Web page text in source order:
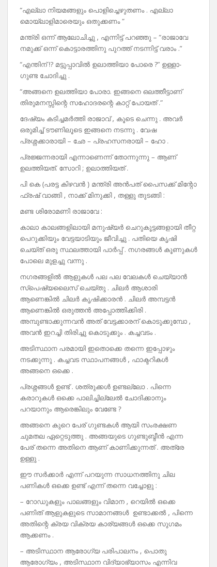
“എല്ലാ നിയമങ്ങളും പൊളിച്ചെഴുതണം . എല്ലാ
മൊയ്‌ലാളിമാരെയും ഒതുക്കണം ”
മന്ത്രി ഒന്ന് ആലോചിച്ചു , എന്നിട്ട് പറഞ്ഞു – “രാജാവേ
നമുക്ക് ഒന്ന് കൊട്ടാരത്തിനു പുറത്ത് നടന്നിട്ട് വരാം .”
“എന്തിന് !? മട്ടുപ്പാവിൽ ഉലാത്തിയാ പോരെ ?” ഉള്ളാ-
ഗുണ്ട ചോദിച്ചു .
“അങ്ങനെ ഉലത്തിയാ പോരാ. ഇങ്ങനെ ഒലത്തീട്ടാണ്
തിരുമനസ്സിന്റെ സഹോദരന്റെ കാറ്റ് പോയത് .”
ദേഷ്യം കടിച്ചമർത്തി രാജാവ് , കൂടെ ചെന്നു . അവർ
ഒരുമിച്ച് ടൗണിലൂടെ ഇങ്ങനെ നടന്നു . വേഷ
പ്രശ്നക്കാരായി – ഛേ – പ്രഹസനരായി – ഹോ .
പ്രജ്ജന്നരായി എന്നാണെന്ന് തോന്നുന്നു – ആണ്
ഉലത്തിയത്. സോറി ; ഉലാത്തിയത് .
പി കെ (പരട്ട കിഴവൻ ) മന്ത്രി അൻപത് പൈസക്ക് മിന്റോ
ഫ്രഷ് വാങ്ങി , നാക്ക് മിനുക്കി , തള്ളു തുടങ്ങി :
മണ്ട ശിരോമണി രാജാവേ :
കാലാ കാലങ്ങളിലായി മനുഷ്യർ ചെറുകൂട്ടങ്ങളായി തീറ്റ
പെറുക്കിയും വേട്ടയാടിയും ജീവിച്ചു . പതിയെ കൃഷി
ചെയ്ത് ഒരു സ്ഥലത്തായി പാർപ്പ് . നഗരങ്ങൾ കൂണുകൾ
പോലെ മുളച്ചു വന്നു .
നഗരങ്ങളിൽ ആളുകൾ പല പല വേലകൾ ചെയ്യാൻ
സ്പെഷ്യലൈസ് ചെയ്തു . ചിലർ ആശാരി
ആണെങ്കിൽ ചിലർ കൃഷിക്കാരൻ . ചിലർ അമ്പട്ടൻ
ആണെങ്കിൽ ഒരുത്തൻ അപ്പോത്തിക്കിരി .
അമ്പുണ്ടാക്കുന്നവൻ അത് വേട്ടക്കാരന് കൊടുക്കുമ്പോ ,
അവൻ ഇറച്ചി തിരിച്ചു കൊടുക്കും . കച്ചവടം .
അടിസ്ഥാന പരമായി ഇതൊക്കെ തന്നെ ഇപ്പോഴും
നടക്കുന്നു . കച്ചവട സ്ഥാപനങ്ങൾ , ഫാക്ടറികൾ
അങ്ങനെ ഒക്കെ .
പ്രശ്നങ്ങൾ ഉണ്ട് . ശത്രുക്കൾ ഉണ്ടല്ലോ . പിന്നെ
കരാറുകൾ ഒക്കെ പാലിച്ചില്ലേൽ ചോദിക്കാനും
പറയാനും ആരെങ്കിലും വേണ്ടേ ?
അങ്ങനെ കുറെ പേര് ഗുണ്ടകൾ ആയി സംരക്ഷണ
ചുമതല ഏറ്റെടുത്തു . അങ്ങയുടെ ഗുണ്ടുബ്ദീൻ എന്ന
പേര് തന്നെ അതിനെ ആണ് കാണിക്കുന്നത് . അത്രേ
ഉള്ളു .
ഈ സർക്കാർ എന്ന് പറയുന്ന സാധനത്തിനു ചില
പണികൾ ഒക്കെ ഉണ്ട് എന്ന് തന്നെ വച്ചോളു :
– റോഡുകളും പാലങ്ങളും വിമാന , റെയിൽ ഒക്കെ
പണിത് ആളുകളുടെ സാമാനങ്ങൾ ഉണ്ടാക്കൽ , പിന്നെ
അതിന്റെ ക്രയ വിക്രയ കാര്യങ്ങൾ ഒക്കെ സുഗമം
ആക്കണം .
– അടിസ്ഥാന ആരോഗ്യ പരിപാലനം , പൊതു
ആരോഗ്യം , അടിസ്ഥാന വിദ്യാഭ്യാസം എന്നിവ